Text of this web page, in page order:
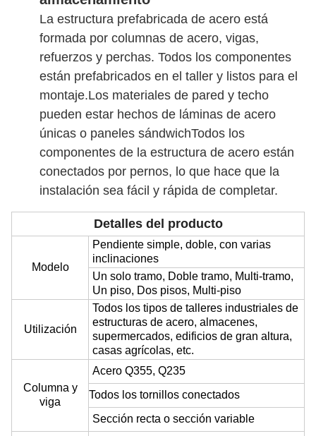
La estructura prefabricada de acero está
formada por columnas de acero, vigas,
refuerzos y perchas. Todos los componentes
están prefabricados en el taller y listos para el
montaje.Los materiales de pared y techo
pueden estar hechos de láminas de acero
únicas o paneles sándwichTodos los
componentes de la estructura de acero están
conectados por pernos, lo que hace que la
instalación sea fácil y rápida de completar.
Detalles del producto
Modelo
Pendiente simple, doble, con varias
inclinaciones
Un solo tramo, Doble tramo, Multi-tramo,
Un piso, Dos pisos, Multi-piso
Utilización
Todos los tipos de talleres industriales de
estructuras de acero, almacenes,
supermercados, edificios de gran altura,
casas agrícolas, etc.
Columna y
viga
Acero Q355, Q235
Todos los tornillos conectados
Sección recta o sección variable